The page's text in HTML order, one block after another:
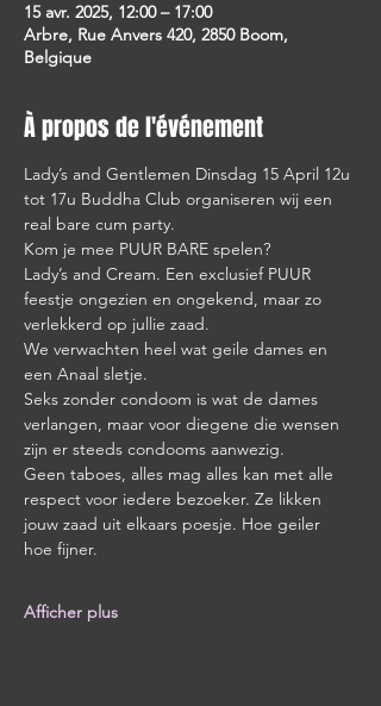
15 avr. 2025, 12:00 – 17:00
Arbre, Rue Anvers 420, 2850 Boom,
Belgique
À propos de l'événement
Lady’s and Gentlemen Dinsdag 15 April 12u
tot 17u Buddha Club organiseren wij een
real bare cum party.
Kom je mee PUUR BARE spelen?
Lady’s and Cream. Een exclusief PUUR
feestje ongezien en ongekend, maar zo
verlekkerd op jullie zaad.
We verwachten heel wat geile dames en
een Anaal sletje.
Seks zonder condoom is wat de dames
verlangen, maar voor diegene die wensen
zijn er steeds condooms aanwezig.
Geen taboes, alles mag alles kan met alle
respect voor iedere bezoeker. Ze likken
jouw zaad uit elkaars poesje. Hoe geiler
hoe fijner.
Afficher plus